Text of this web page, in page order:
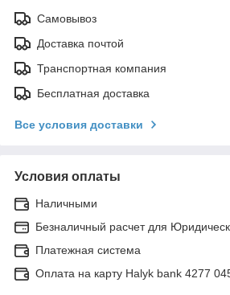
Самовывоз
Доставка почтой
Транспортная компания
Бесплатная доставка
Все условия доставки
Условия оплаты
Наличными
Безналичный расчет для
Платежная система
Оплата на карту Halyk bank 4277